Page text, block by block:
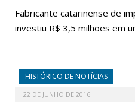
Fabricante catarinense de
investiu R$ 3,5 milhões em
HISTÓRICO DE NOTÍCIAS
22 DE JUNHO DE 2016